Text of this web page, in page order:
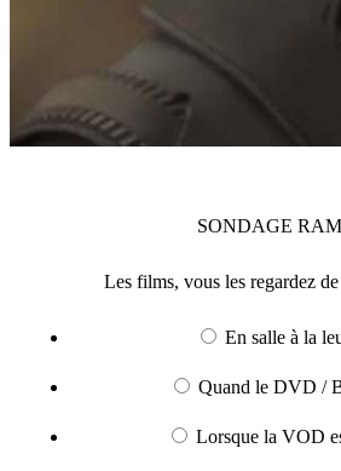
SONDAGE
Les films, vous les regardez
En salle à la
Quand le DVD /
Lorsque la VOD